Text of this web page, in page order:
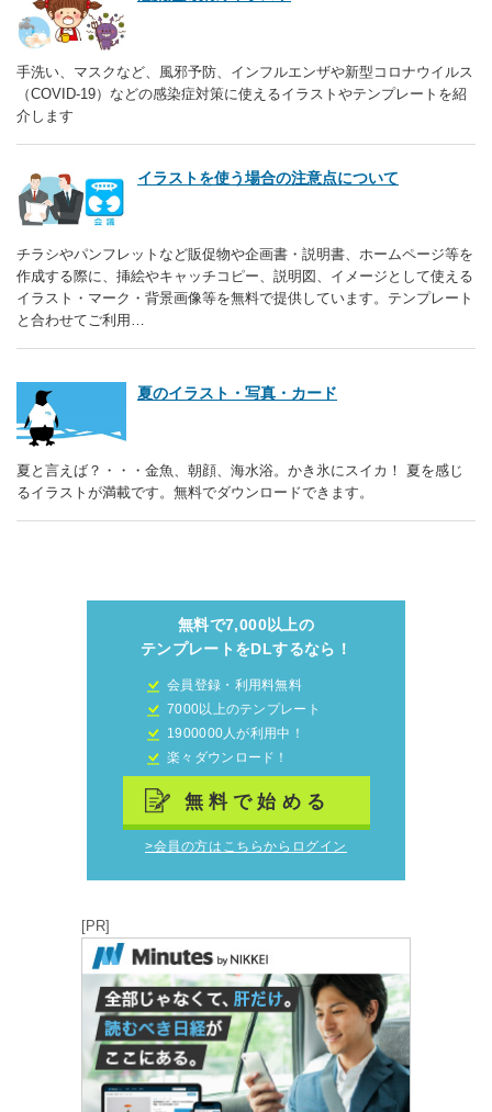
手洗い、マスクなど、風邪予防、インフルエンザや新型コロナウイルス
（COVID-19）などの感染症対策に使えるイラストやテンプレートを紹
介します
イラストを使う場合の注意点について
チラシやパンフレットなど販促物や企画書・説明書、ホームページ等を
作成する際に、挿絵やキャッチコピー、説明図、イメージとして使える
イラスト・マーク・背景画像等を無料で提供しています。テンプレート
と合わせてご利用…
夏のイラスト・写真・カード
夏と言えば？・・・金魚、朝顔、海水浴。かき氷にスイカ！ 夏を感じ
るイラストが満載です。無料でダウンロードできます。
無料で7,000以上の
テンプレートをDLするなら！
会員登録・利用料無料
7000以上のテンプレート
1900000人が利用中！
楽々ダウンロード！
無料で始める
>会員の方はこちらからログイン
[PR]